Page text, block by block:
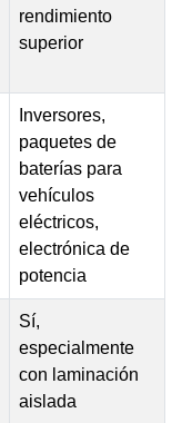
rendimiento
superior
Inversores,
paquetes de
baterías para
vehículos
eléctricos,
electrónica de
potencia
Sí,
especialmente
con laminación
aislada